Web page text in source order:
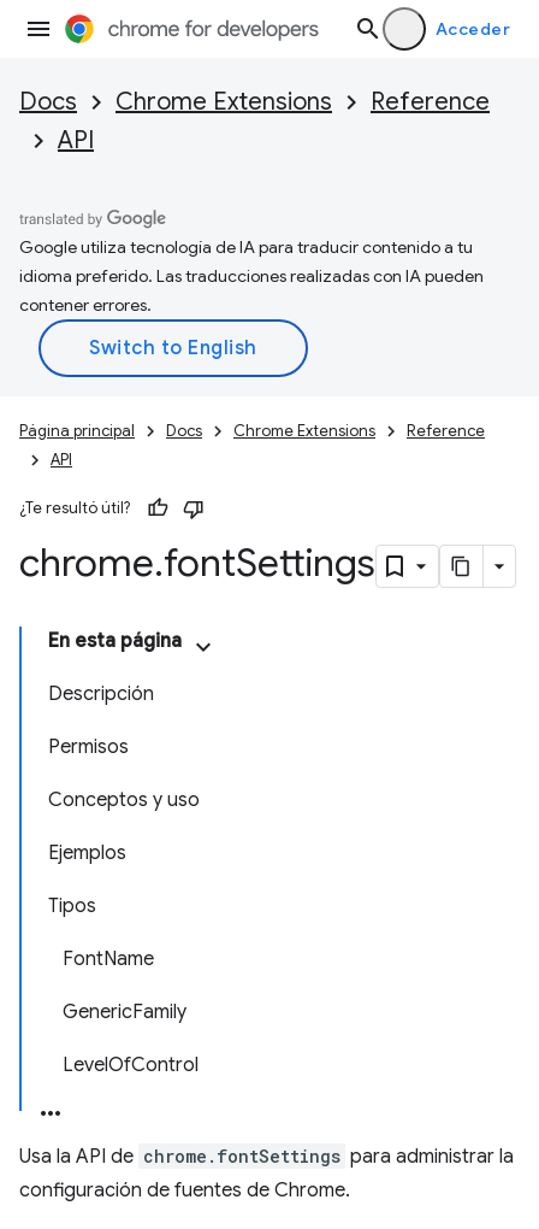
Acceder
Docs Chrome Extensions
Reference
API
Google utiliza tecnología de IA para traducir contenido a tu
idioma preferido. Las traducciones realizadas con IA pueden
contener errores.
Página principal Docs Chrome Extensions
Reference
API
¿Te resultó útil?
chrome.fontSettings
En esta página
Descripción
Permisos
Conceptos y uso
Ejemplos
Tipos
FontName
GenericFamily
LevelOfControl
Usa la API de chrome.fontSettings para administrar la
configuración de fuentes de Chrome.